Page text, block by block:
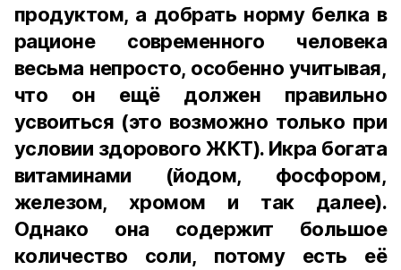
продуктом, а добрать норму белка в
рационе современного человека
весьма непросто, особенно учитывая,
что он ещё должен правильно
усвоиться (это возможно только при
условии здорового ЖКТ). Икра богата
витаминами (йодом, фосфором,
железом, хромом и так далее).
Однако она содержит большое
количество соли, потому есть её